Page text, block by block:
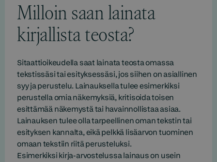
Milloin saan lainata
kirjallista teosta?
Sitaattioikeudella saat lainata teosta omassa
tekstissäsi tai esityksessäsi, jos siihen on asiallinen
syy ja perustelu. Lainauksella tulee esimerkiksi
perustella omia näkemyksiä, kritisoida toisen
esittämää näkemystä tai havainnollistaa asiaa.
Lainauksen tulee olla tarpeellinen oman tekstin tai
esityksen kannalta, eikä pelkkä lisäarvon tuominen
omaan tekstiin riitä perusteluksi.
Esimerkiksi kirja-arvostelussa lainaus on usein